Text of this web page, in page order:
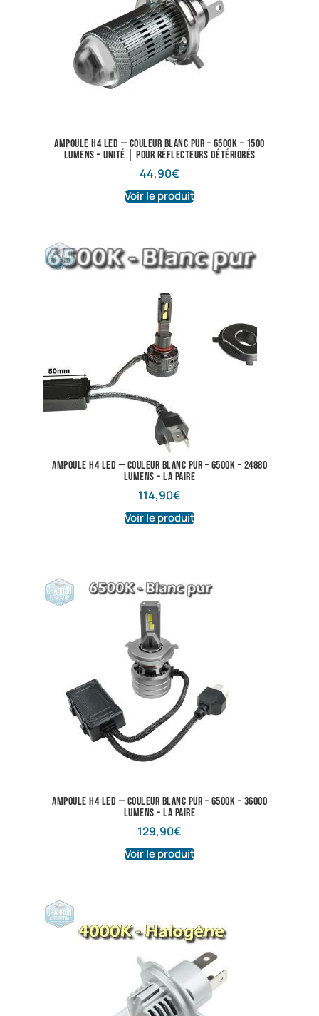
Ampoule H4 LED — Couleur blanc pur – 6500K – 1500
lumens – Unité | Pour réflecteurs détériorés
44,90€
Voir le produit
Ampoule H4 LED — Couleur Blanc pur – 6500K – 24880
lumens – La Paire
114,90€
Voir le produit
Ampoule H4 LED — Couleur Blanc pur – 6500K – 36000
lumens – La Paire
129,90€
Voir le produit